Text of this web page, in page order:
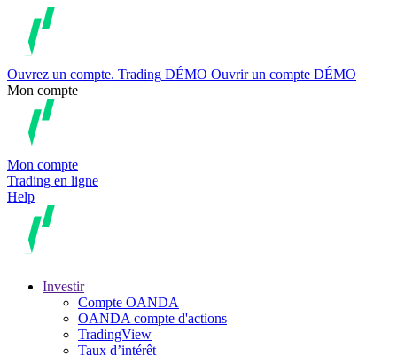
Ouvrez un compte. Trading DÉMO Ouvrir un compte DÉMO
Mon compte
Mon compte
Trading en ligne
Help
Investir
Compte OANDA
OANDA compte d'actions
TradingView
Taux d’intérêt